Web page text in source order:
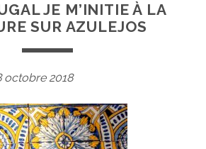
JE M’INITIE À LA
SUR AZULEJOS
octobre 2018